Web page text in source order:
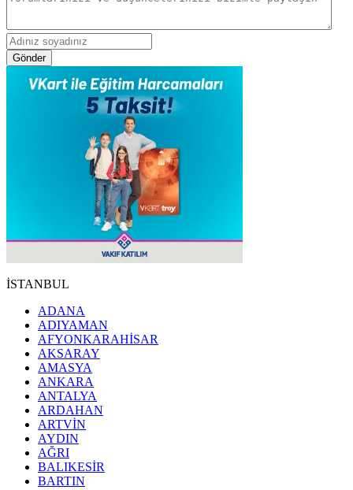
Gönder
İSTANBUL
ADANA
ADIYAMAN
AFYONKARAHİSAR
AKSARAY
AMASYA
ANKARA
ANTALYA
ARDAHAN
ARTVİN
AYDIN
AĞRI
BALIKESİR
BARTIN